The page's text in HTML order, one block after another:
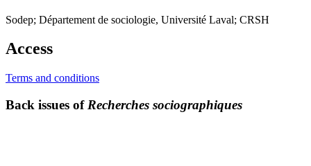
Sodep; Département de sociologie, Université Laval; CRSH
Access
Terms and conditions
Back issues of Recherches sociographiques